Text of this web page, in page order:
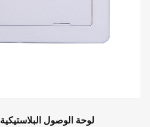
لوحة الوصول البلاستيكية SP-AP001